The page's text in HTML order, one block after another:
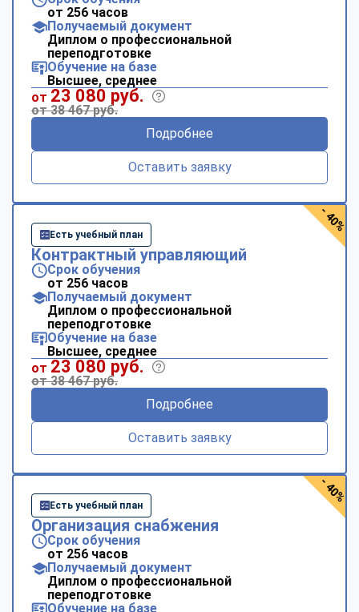
от 256 часов
Получаемый документ
Диплом о профессиональной
переподготовке
Обучение на базе
Высшее, среднее
от 23 080 руб.
от 38 467 руб.
Подробнее
Оставить заявку
Есть учебный план
Контрактный управляющий
Срок обучения
от 256 часов
Получаемый документ
Диплом о профессиональной
переподготовке
Обучение на базе
Высшее, среднее
от 23 080 руб.
от 38 467 руб.
Подробнее
Оставить заявку
- 40%
Есть учебный план
Организация снабжения
Срок обучения
от 256 часов
Получаемый документ
Диплом о профессиональной
переподготовке
Обучение на базе
- 40%